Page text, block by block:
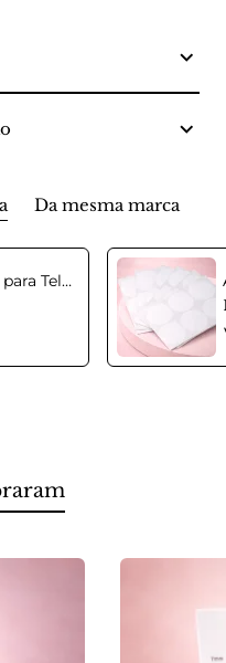
Da mesma marca
Anel de Luz LED para Telemóvel – Selfie Ring Light